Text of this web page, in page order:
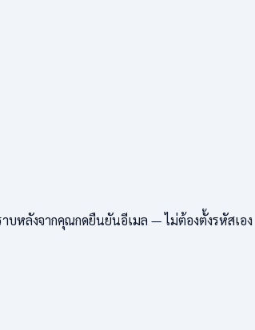
บหลังจากคุณกดยืนยันอีเมล — ไม่ต้องตั้งรหัสเอง